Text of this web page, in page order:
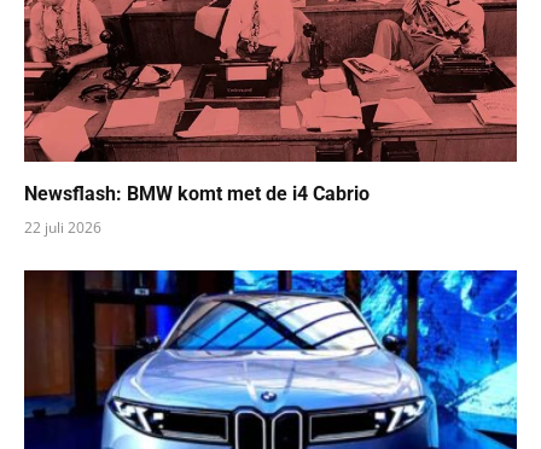
Newsflash: BMW komt met de i4 Cabrio
22 juli 2026